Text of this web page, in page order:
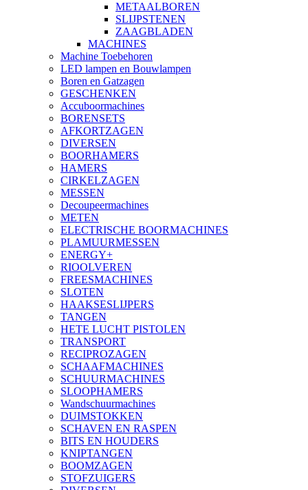
METAALBOREN
SLIJPSTENEN
ZAAGBLADEN
MACHINES
Machine Toebehoren
LED lampen en Bouwlampen
Boren en Gatzagen
GESCHENKEN
Accuboormachines
BORENSETS
AFKORTZAGEN
DIVERSEN
BOORHAMERS
HAMERS
CIRKELZAGEN
MESSEN
Decoupeermachines
METEN
ELECTRISCHE BOORMACHINES
PLAMUURMESSEN
ENERGY+
RIOOLVEREN
FREESMACHINES
SLOTEN
HAAKSESLIJPERS
TANGEN
HETE LUCHT PISTOLEN
TRANSPORT
RECIPROZAGEN
SCHAAFMACHINES
SCHUURMACHINES
SLOOPHAMERS
Wandschuurmachines
DUIMSTOKKEN
SCHAVEN EN RASPEN
BITS EN HOUDERS
KNIPTANGEN
BOOMZAGEN
STOFZUIGERS